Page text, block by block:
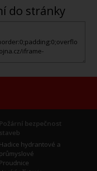
do stránky
Požární bezpečnost
staveb
Hadice hydrantové a
průmyslové
Proudnice